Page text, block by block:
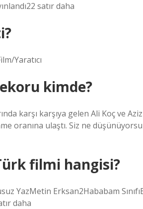
satır daha
Yaratıcı
kimde?
karşı karşıya gelen Ali Koç ve Aziz
oranına ulaştı. Siz ne
filmi hangisi?
YazMetin Erksan2Hababam
daha